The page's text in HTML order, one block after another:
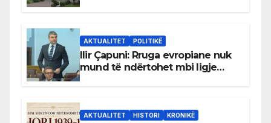
AKTUALITET POLITIKË
Ilir Çapuni: Rruga evropiane nuk
mund të ndërtohet mbi ligje
AKTUALITET HISTORI KRONIKË